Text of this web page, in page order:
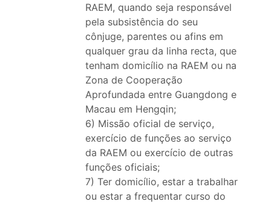
RAEM, quando seja responsável
pela subsistência do seu
cônjuge, parentes ou afins em
qualquer grau da linha recta, que
tenham domicílio na RAEM ou na
Zona de Cooperação
Aprofundada entre Guangdong e
Macau em Hengqin;
6) Missão oficial de serviço,
exercício de funções ao serviço
da RAEM ou exercício de outras
funções oficiais;
7) Ter domicílio, estar a trabalhar
ou estar a frequentar curso do